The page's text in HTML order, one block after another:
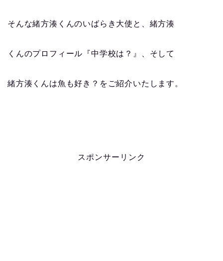
そんな緒方湊くんのいばらき大使と、緒方湊
くんのプロフィール『中学校は？』、そして
緒方湊くんは魚も好き？をご紹介いたします。
スポンサーリンク